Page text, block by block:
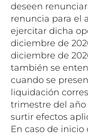
deseen
renuncia para el
ejercitar dicha
diciembre de
diciembre de
también se
cuando se
liquidación
trimestre del año
surtir efectos
En caso de